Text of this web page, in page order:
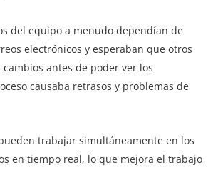
del equipo a menudo dependían de
electrónicos y esperaban que otros
antes de poder ver los
causaba retrasos y problemas de
trabajar simultáneamente en los
en tiempo real, lo que mejora el trabajo